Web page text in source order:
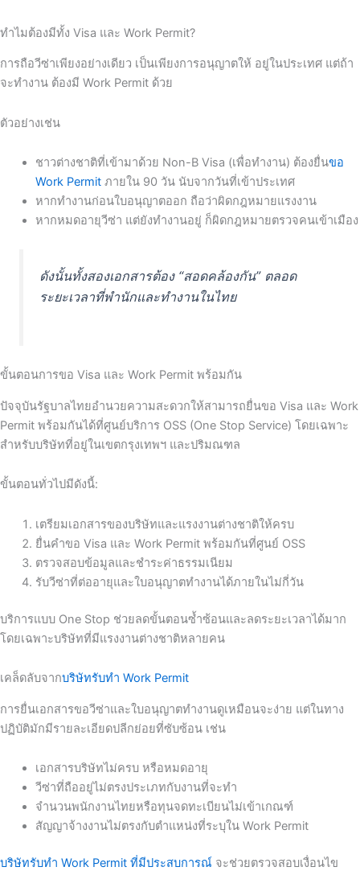
ทำไมต้องมีทั้ง Visa และ Work Permit?
การถือวีซ่าเพียงอย่างเดียว เป็นเพียงการอนุญาตให้ อยู่ในประเทศ แต่ถ้า
จะทำงาน ต้องมี Work Permit ด้วย
ตัวอย่างเช่น
ชาวต่างชาติที่เข้ามาด้วย Non-B Visa (เพื่อทำงาน) ต้องยื่นขอ
Work Permitภายใน 90 วัน นับจากวันที่เข้าประเทศ
หากทำงานก่อนใบอนุญาตออก ถือว่าผิดกฎหมายแรงงาน
หากหมดอายุวีซ่า แต่ยังทำงานอยู่ ก็ผิดกฎหมายตรวจคนเข้าเมือง
ดังนั้นทั้งสองเอกสารต้อง “สอดคล้องกัน” ตลอด
ระยะเวลาที่พำนักและทำงานในไทย
ขั้นตอนการขอ Visa และ Work Permit พร้อมกัน
ปัจจุบันรัฐบาลไทยอำนวยความสะดวกให้สามารถยื่นขอ Visa และ Work
Permit พร้อมกันได้ที่ศูนย์บริการ OSS (One Stop Service) โดยเฉพาะ
สำหรับบริษัทที่อยู่ในเขตกรุงเทพฯ และปริมณฑล
ขั้นตอนทั่วไปมีดังนี้:
เตรียมเอกสารของบริษัทและแรงงานต่างชาติให้ครบ
ยื่นคำขอ Visa และ Work Permit พร้อมกันที่ศูนย์ OSS
ตรวจสอบข้อมูลและชำระค่าธรรมเนียม
รับวีซ่าที่ต่ออายุและใบอนุญาตทำงานได้ภายในไม่กี่วัน
บริการแบบ One Stop ช่วยลดขั้นตอนซ้ำซ้อนและลดระยะเวลาได้มาก
โดยเฉพาะบริษัทที่มีแรงงานต่างชาติหลายคน
เคล็ดลับจากบริษัทรับทำ Work Permit
การยื่นเอกสารขอวีซ่าและใบอนุญาตทำงานดูเหมือนจะง่าย แต่ในทาง
ปฏิบัติมักมีรายละเอียดปลีกย่อยที่ซับซ้อน เช่น
เอกสารบริษัทไม่ครบ หรือหมดอายุ
วีซ่าที่ถืออยู่ไม่ตรงประเภทกับงานที่จะทำ
จำนวนพนักงานไทยหรือทุนจดทะเบียนไม่เข้าเกณฑ์
สัญญาจ้างงานไม่ตรงกับตำแหน่งที่ระบุใน Work Permit
บริษัทรับทำ Work Permit ที่มีประสบการณ์ จะช่วยตรวจสอบเงื่อนไข